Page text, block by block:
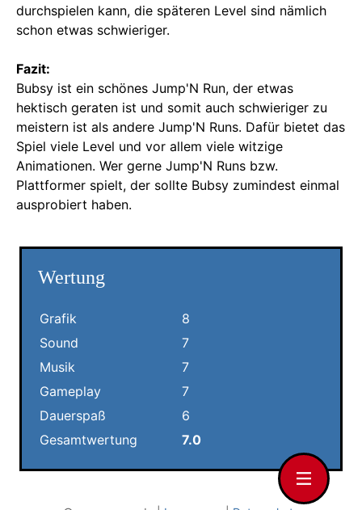
durchspielen kann, die späteren Level sind nämlich
schon etwas schwieriger.
Fazit:
Bubsy ist ein schönes Jump'N Run, der etwas
hektisch geraten ist und somit auch schwieriger zu
meistern ist als andere Jump'N Runs. Dafür bietet das
Spiel viele Level und vor allem viele witzige
Animationen. Wer gerne Jump'N Runs bzw.
Plattformer spielt, der sollte Bubsy zumindest einmal
ausprobiert haben.
Wertung
Grafik
8
Sound
7
Musik
7
Gameplay
7
Dauerspaß
6
Gesamtwertung
7.0